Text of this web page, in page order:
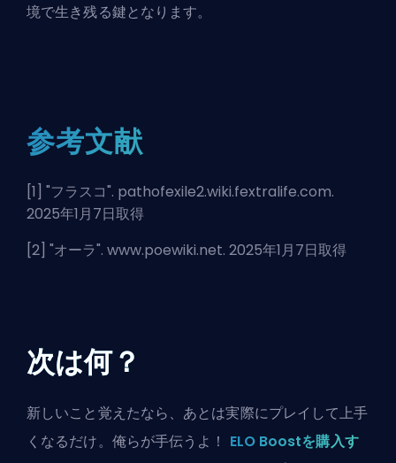
境で生き残る鍵となります。
参考文献
[1] "フラスコ". pathofexile2.wiki.fextralife.com.
2025年1月7日取得
[2] "オーラ". www.poewiki.net. 2025年1月7日取得
次は何？
新しいこと覚えたなら、あとは実際にプレイして上手
くなるだけ。俺らが手伝うよ！ ELO Boostを購入す